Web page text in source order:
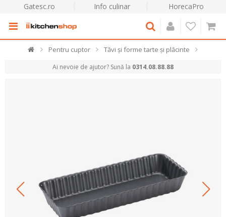
Gatesc.ro Info culinar HorecaPro
Pentru cuptor Tăvi și forme tarte și plăcinte
Ai nevoie de ajutor? Sună la 0314.08.88.88